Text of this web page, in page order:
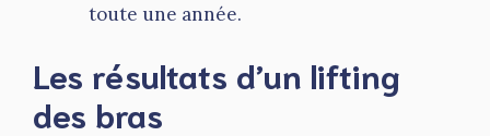
toute une année.
Les résultats d’un lifting
des bras